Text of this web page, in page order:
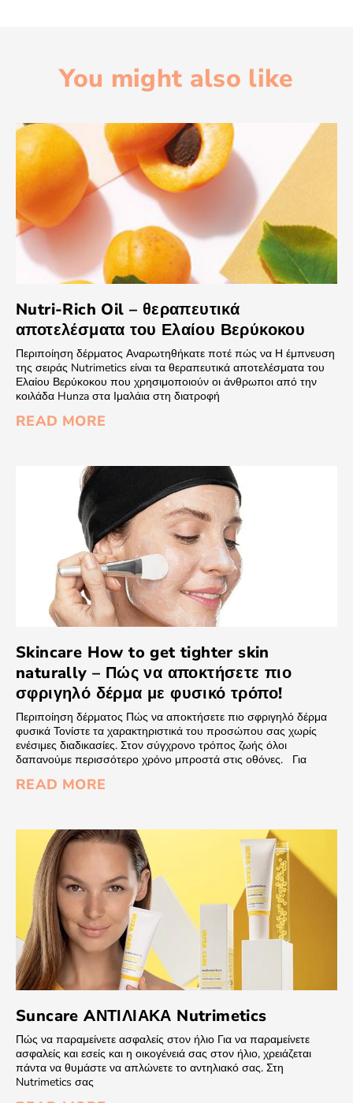
You might also like
Nutri-Rich Oil – θεραπευτικά
αποτελέσματα του Ελαίου Βερύκοκου
Περιποίηση δέρματος Αναρωτηθήκατε ποτέ πώς να Η έμπνευση
της σειράς Nutrimetics είναι τα θεραπευτικά αποτελέσματα του
Ελαίου Βερύκοκου που χρησιμοποιούν οι άνθρωποι από την
κοιλάδα Hunza στα Ιμαλάια στη διατροφή
READ MORE
Skincare How to get tighter skin
naturally – Πώς να αποκτήσετε πιο
σφριγηλό δέρμα με φυσικό τρόπο!
Περιποίηση δέρματος Πώς να αποκτήσετε πιο σφριγηλό δέρμα
φυσικά Τονίστε τα χαρακτηριστικά του προσώπου σας χωρίς
ενέσιμες διαδικασίες. Στον σύγχρονο τρόπος ζωής όλοι
δαπανούμε περισσότερο χρόνο μπροστά στις οθόνες. Για
READ MORE
Suncare AΝΤΙΛΙΑΚΑ Nutrimetics
Πώς να παραμείνετε ασφαλείς στον ήλιο Για να παραμείνετε
ασφαλείς και εσείς και η οικογένειά σας στον ήλιο, χρειάζεται
πάντα να θυμάστε να απλώνετε το αντηλιακό σας. Στη
Nutrimetics σας